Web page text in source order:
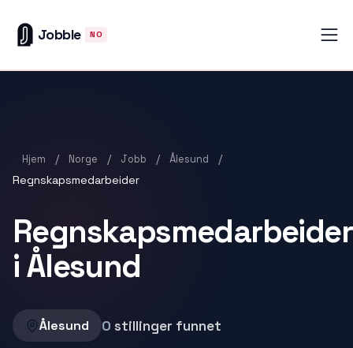
Jobble NO
Hjem / Norge / Jobb / Ålesund
/
Regnskapsmedarbeider
Regnskapsmedarbeider
i Ålesund
Ålesund 0 stillinger funnet